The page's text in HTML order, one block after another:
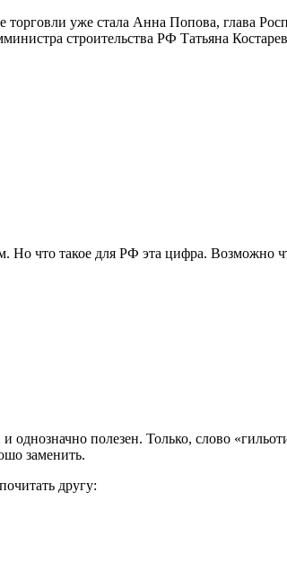
уже стала Анна Попова, глава
строительства РФ Татьяна
что такое для РФ эта цифра. Возможно
однозначно полезен. Только, слово
заменить.
другу: